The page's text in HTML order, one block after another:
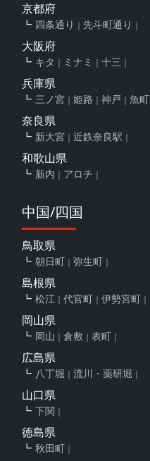
京都府
四条通り 先斗町通り
大阪府
キタ ミナミ 十三
兵庫県
三ノ宮 姫路 神戸 魚町
奈良県
新大宮 近鉄奈良駅
和歌山県
新内 アロチ
中国/四国
鳥取県
朝日町 弥生町
島根県
松江 代官町 伊勢宮町
岡山県
岡山 倉敷 表町
広島県
八丁堀 流川・薬研堀
山口県
下関
徳島県
秋田町